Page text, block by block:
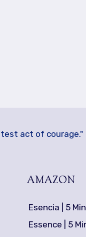
AMAZON
Esencia | 5
Essence | 5